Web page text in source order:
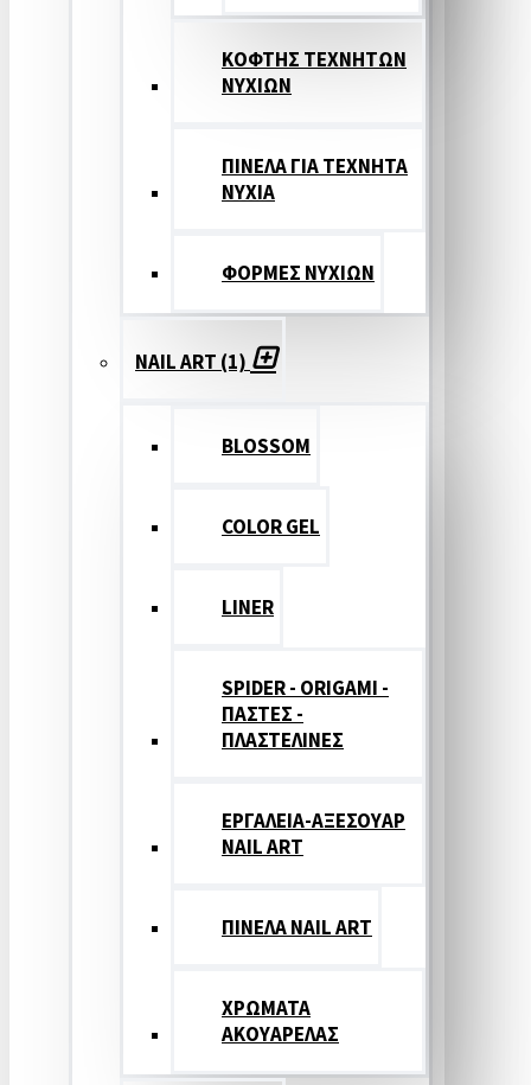
ΚΟΦΤΗΣ ΤΕΧΝΗΤΩΝ
ΝΥΧΙΩΝ
ΠΙΝΕΛΑ ΓΙΑ ΤΕΧΝΗΤΑ
ΝΥΧΙΑ
ΦΟΡΜΕΣ ΝΥΧΙΩΝ
NAIL ART (1)
BLOSSOM
COLOR GEL
LINER
SPIDER - ORIGAMI -
ΠΑΣΤΕΣ -
ΠΛΑΣΤΕΛΙΝΕΣ
ΕΡΓΑΛΕΙΑ-ΑΞΕΣΟΥΑΡ
NAIL ART
ΠΙΝΕΛΑ NAIL ART
ΧΡΩΜΑΤΑ
ΑΚΟΥΑΡΕΛΑΣ